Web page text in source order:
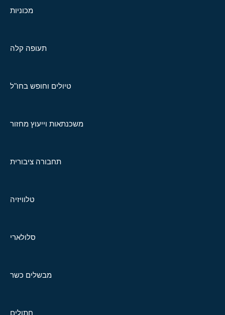
מכוניות
תעופה קלה
טיולים וחופש בחו"ל
משכנתאות וייעוץ מחזור
תחבורה ציבורית
טלוויזיה
סלולארי
מבשלים כשר
חתולים